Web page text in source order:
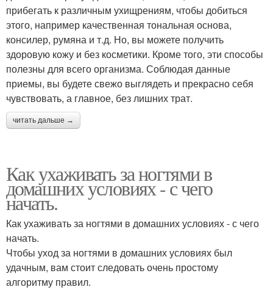
прибегать к различным ухищрениям, чтобы добиться
этого, например качественная тональная основа,
консилер, румяна и т.д. Но, вы можете получить
здоровую кожу и без косметики. Кроме того, эти способы
полезны для всего организма. Соблюдая данные
приемы, вы будете свежо выглядеть и прекрасно себя
чувствовать, а главное, без лишних трат.
читать дальше →
Как ухаживать за ногтями в
домашних условиях - с чего
начать.
Как ухаживать за ногтями в домашних условиях - с чего
начать.
Чтобы уход за ногтями в домашних условиях был
удачным, вам стоит следовать очень простому
алгоритму правил.